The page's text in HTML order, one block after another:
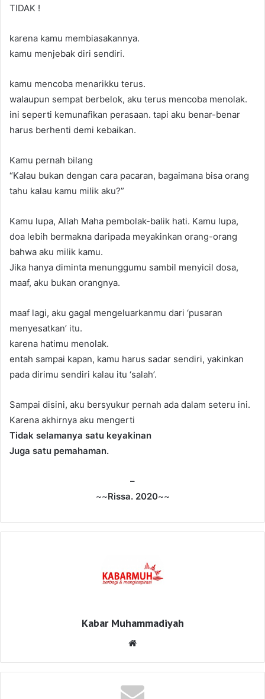
TIDAK !
karena kamu membiasakannya.
kamu menjebak diri sendiri.
kamu mencoba menarikku terus.
walaupun sempat berbelok, aku terus mencoba menolak.
ini seperti kemunafikan perasaan. tapi aku benar-benar
harus berhenti demi kebaikan.
Kamu pernah bilang
“Kalau bukan dengan cara pacaran, bagaimana bisa orang
tahu kalau kamu milik aku?”
Kamu lupa, Allah Maha pembolak-balik hati. Kamu lupa,
doa lebih bermakna daripada meyakinkan orang-orang
bahwa aku milik kamu.
Jika hanya diminta menunggumu sambil menyicil dosa,
maaf, aku bukan orangnya.
maaf lagi, aku gagal mengeluarkanmu dari ‘pusaran
menyesatkan’ itu.
karena hatimu menolak.
entah sampai kapan, kamu harus sadar sendiri, yakinkan
pada dirimu sendiri kalau itu ‘salah’.
Sampai disini, aku bersyukur pernah ada dalam seteru ini.
Karena akhirnya aku mengerti
Tidak selamanya satu keyakinan
Juga satu pemahaman.
–
~~Rissa. 2020~~
Kabar Muhammadiyah